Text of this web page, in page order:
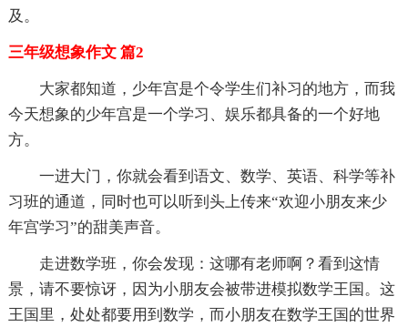
及。
三年级想象作文 篇2
大家都知道，少年宫是个令学生们补习的地方，而我
今天想象的少年宫是一个学习、娱乐都具备的一个好地
方。
一进大门，你就会看到语文、数学、英语、科学等补
习班的通道，同时也可以听到头上传来“欢迎小朋友来少
年宫学习”的甜美声音。
走进数学班，你会发现：这哪有老师啊？看到这情
景，请不要惊讶，因为小朋友会被带进模拟数学王国。这
王国里，处处都要用到数学，而小朋友在数学王国的世界